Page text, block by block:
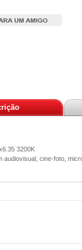
3200K
audiovisual, cine-foto,